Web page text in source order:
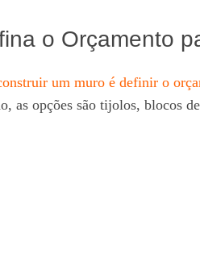
o Orçamento
um muro é definir o
as opções são tijolos, blocos